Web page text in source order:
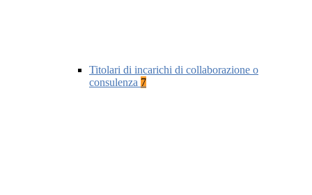
Titolari di incarichi di collaborazione o
consulenza 7